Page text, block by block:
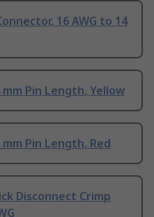
16 AWG to 14
mm Pin Length, Yellow
mm Pin Length, Red
Disconnect Crimp